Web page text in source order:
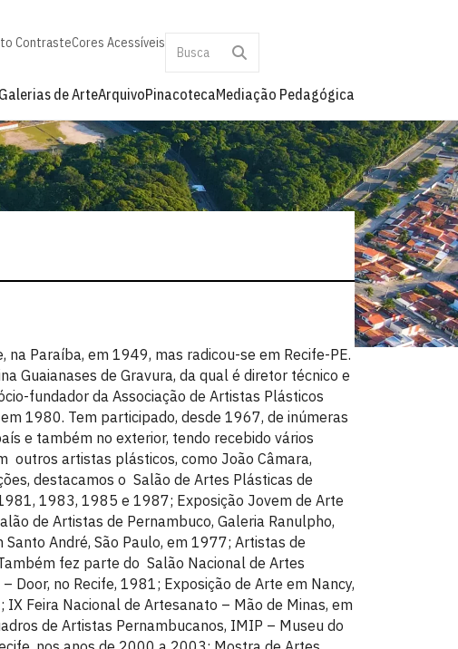
ContrasteCores Acessíveis
Galerias de ArteArquivoPinacotecaMediação Pedagógica
na Paraíba, em 1949, mas radicou-se em Recife-PE.
Guaianases de Gravura, da qual é diretor técnico e
fundador da Associação de Artistas Plásticos
1980. Tem participado, desde 1967, de inúmeras
e também no exterior, tendo recebido vários
outros artistas plásticos, como João Câmara,
destacamos o Salão de Artes Plásticas de
1983, 1985 e 1987; Exposição Jovem de Arte
de Artistas de Pernambuco, Galeria Ranulpho,
André, São Paulo, em 1977; Artistas de
fez parte do Salão Nacional de Artes
Door, no Recife, 1981; Exposição de Arte em Nancy,
Feira Nacional de Artesanato – Mão de Minas, em
de Artistas Pernambucanos, IMIP – Museu do